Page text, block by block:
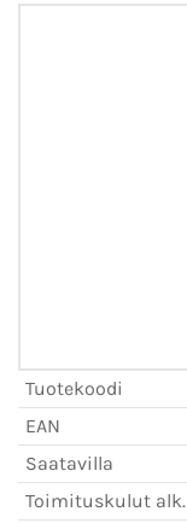
Tuotekoodi
EAN
Saatavilla
Toimituskulut alk.